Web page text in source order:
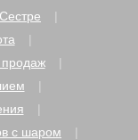
Сестре
с шаром